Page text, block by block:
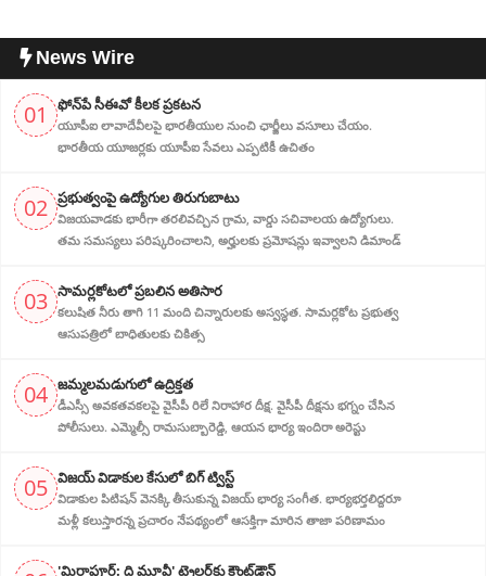
News Wire
01 ఫోన్‌పే సీఈవో కీలక ప్రకటన
యూపీఐ లావాదేవీలపై భారతీయుల నుంచి ఛార్జీలు వసూలు చేయం.
భారతీయ యూజర్లకు యూపీఐ సేవలు ఎప్పటికీ ఉచితం
02 ప్ర‌భుత్వంపై ఉద్యోగుల తిరుగుబాటు
విజయవాడకు భారీగా తరలివచ్చిన గ్రామ‌, వార్డు సచివాలయ ఉద్యోగులు.
తమ సమస్యలు పరిష్కరించాలని, అర్హుల‌కు ప్రమోషన్లు ఇవ్వాలని డిమాండ్
03 సామర్లకోటలో ప్రబలిన అతిసార
కలుషిత నీరు తాగి 11 మంది చిన్నారులకు అస్వస్థత. సామర్లకోట ప్రభుత్వ
ఆసుపత్రిలో బాధితులకు చికిత్స
04 జ‌మ్మ‌ల‌మ‌డుగులో ఉద్రిక్త‌త‌
డీఎస్సీ అవ‌క‌త‌వ‌క‌ల‌పై వైసీపీ రిలే నిరాహార‌ దీక్ష‌. వైసీపీ దీక్ష‌ను భ‌గ్నం చేసిన
పోలీసులు. ఎమ్మెల్సీ రామసుబ్బారెడ్డి, ఆయ‌న‌ భార్య ఇందిరా అరెస్టు
05 విజ‌య్ విడాకుల కేసులో బిగ్ ట్విస్ట్‌
విడాకుల‌ పిటిషన్ వెన‌క్కి తీసుకున్న విజ‌య్ భార్య‌ సంగీత. భార్య‌భ‌ర్త‌లిద్ద‌రూ
మళ్లీ కలుస్తారన్న ప్రచారం నేపథ్యంలో ఆస‌క్తిగా మారిన తాజా పరిణామం
'మిర్జాపూర్: ది మూవీ' ట్రైలర్‌కు కౌంట్‌డౌన్